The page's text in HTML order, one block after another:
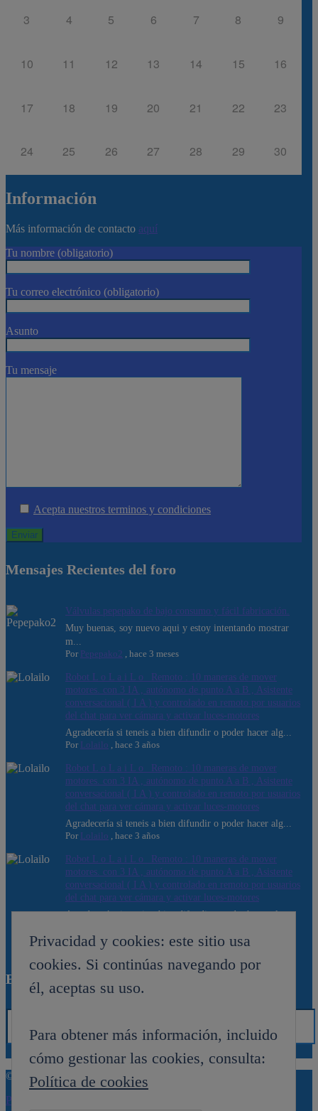
3 4 5 6 7 8 9
10 11 12 13 14 15 16
17 18 19 20 21 22 23
24 25 26 27 28 29 30
Información
Más información de contacto aquí
Tu nombre (obligatorio)
Tu correo electrónico (obligatorio)
Asunto
Tu mensaje
Acepta nuestros terminos y condiciones
Mensajes Recientes del foro
Válvulas pepepako de bajo consumo y fácil fabricación.
Muy buenas, soy nuevo aqui y estoy intentando mostrar
m...
Por Pepepako2 hace 3 meses
Robot L o L a i L o _Remoto : 10 maneras de mover
motores. con 3 IA , autónomo de punto A a B , Asistente
conversacional ( I A ) y controlado en remoto por usuarios
del chat para ver cámara y activar luces-motores
Agradecería si teneis a bien difundir o poder hacer alg...
Por Lolailo hace 3 años
Robot L o L a i L o _Remoto : 10 maneras de mover
motores. con 3 IA , autónomo de punto A a B , Asistente
conversacional ( I A ) y controlado en remoto por usuarios
del chat para ver cámara y activar luces-motores
Agradecería si teneis a bien difundir o poder hacer alg...
Por Lolailo hace 3 años
Robot L o L a i L o _Remoto : 10 maneras de mover
motores. con 3 IA , autónomo de punto A a B , Asistente
conversacional ( I A ) y controlado en remoto por usuarios
del chat para ver cámara y activar luces-motores
Agradecería si teneis a bien difundir o poder hacer alg...
Búsqueda del Foro
© 2026
Web de ARDE
Política de privacidad
Privacidad y cookies: este sitio usa
cookies. Si continúas navegando por
él, aceptas su uso.
Para obtener más información, incluido
cómo gestionar las cookies, consulta:
Política de cookies